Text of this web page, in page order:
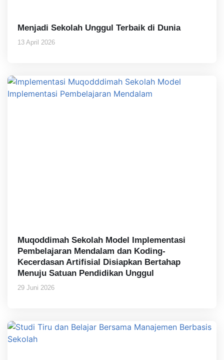
Menjadi Sekolah Unggul Terbaik di Dunia
13 April 2026
Muqoddimah Sekolah Model Implementasi
Pembelajaran Mendalam dan Koding-
Kecerdasan Artifisial Disiapkan Bertahap
Menuju Satuan Pendidikan Unggul
29 Juni 2026